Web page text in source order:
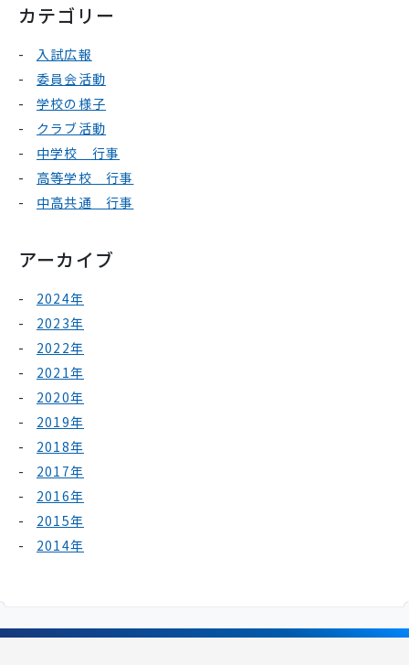
カテゴリー
入試広報
委員会活動
学校の様子
クラブ活動
中学校 行事
高等学校 行事
中高共通 行事
アーカイブ
2024年
2023年
2022年
2021年
2020年
2019年
2018年
2017年
2016年
2015年
2014年